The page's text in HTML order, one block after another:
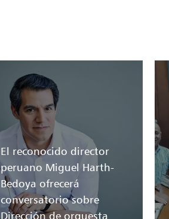
El reconocido director
peruano Miguel Harth-
Bedoya ofrecerá
conversatorio sobre
Dirección de orquesta